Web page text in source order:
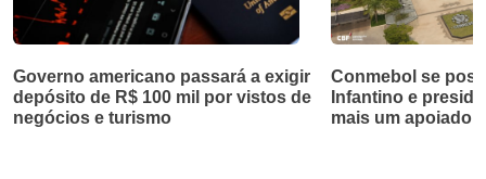
Governo americano passará a exigir
depósito de R$ 100 mil por vistos de
negócios e turismo
Conmebol se
Infantino e
mais um apoiador